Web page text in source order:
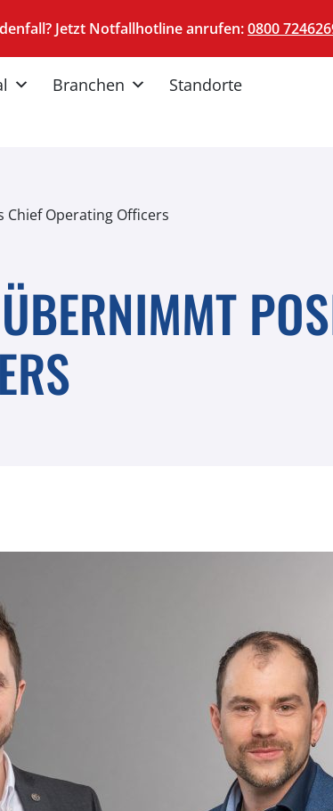
Jetzt Notfallhotline anrufen:0800
Branchen
Standorte
Operating Officers